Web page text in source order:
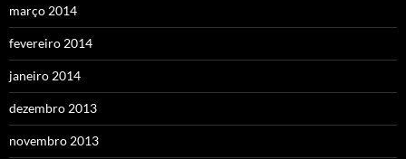
março 2014
fevereiro 2014
janeiro 2014
dezembro 2013
novembro 2013